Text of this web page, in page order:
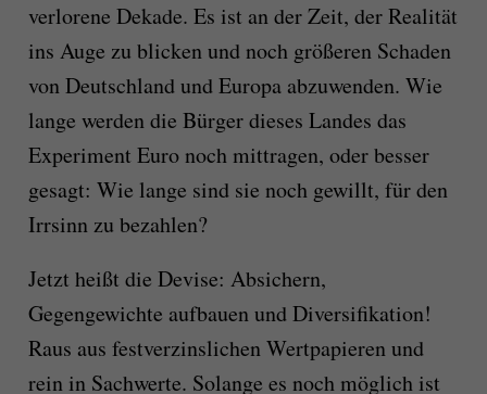
verlorene Dekade. Es ist an der Zeit, der Realität
ins Auge zu blicken und noch größeren Schaden
von Deutschland und Europa abzuwenden. Wie
lange werden die Bürger dieses Landes das
Experiment Euro noch mittragen, oder besser
gesagt: Wie lange sind sie noch gewillt, für den
Irrsinn zu bezahlen?
Jetzt heißt die Devise: Absichern,
Gegengewichte aufbauen und Diversifikation!
Raus aus festverzinslichen Wertpapieren und
rein in Sachwerte. Solange es noch möglich ist